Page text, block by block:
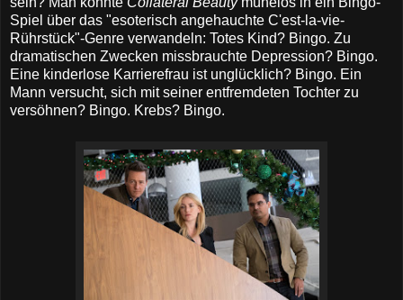
Spiel über das "esoterisch angehauchte C'est-la-vie-
Rührstück"-Genre verwandeln: Totes Kind? Bingo. Zu
dramatischen Zwecken missbrauchte Depression? Bingo.
Eine kinderlose Karrierefrau ist unglücklich? Bingo. Ein
Mann versucht, sich mit seiner entfremdeten Tochter zu
versöhnen? Bingo. Krebs? Bingo.